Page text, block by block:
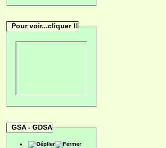
Pour voir...cliquer !!
GSA - GDSA